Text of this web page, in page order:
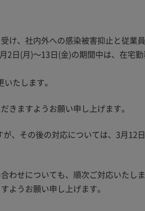
け、社内外への感染被害抑止と従業
2日(月)～13日(金)の期間中は、在宅
たします。
きますようお願い申し上げます。
、その後の対応については、3月12
わせについても、順次ご対応いたし
ようお願い申し上げます。